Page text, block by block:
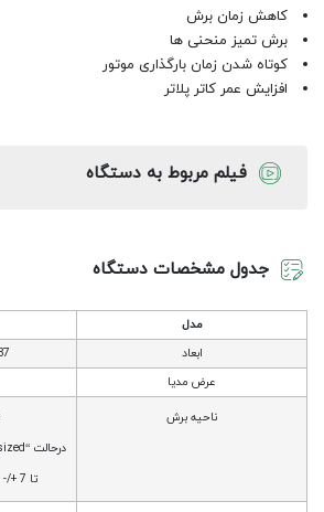
کاهش زمان برش
برش تمیز منحنی ها
کوتاه شدن زمان بارگذاری موتور
افزایش عمر کاتر پلاتر
فیلم مربوط به دستگاه
جدول مشخصات دستگاه
مدل
ابعاد
cm
عرض مدیا
ناحیه برش
ﺗﺎ 7 +/- ﺳﺎﻧﺘﯿﻤﺘﺮ ﻋﺮﯾﺾ ﺗﺮ ﮐﺮد.